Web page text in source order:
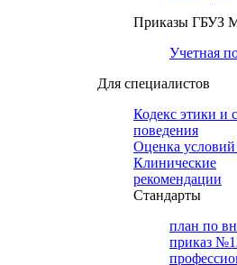
Приказы ГБУЗ
Учетная
Для специалистов
Кодекс этики и
поведения
Оценка условий
Клинические
рекомендации
Cтандарты
план по
приказ